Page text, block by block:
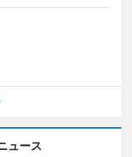
ュース